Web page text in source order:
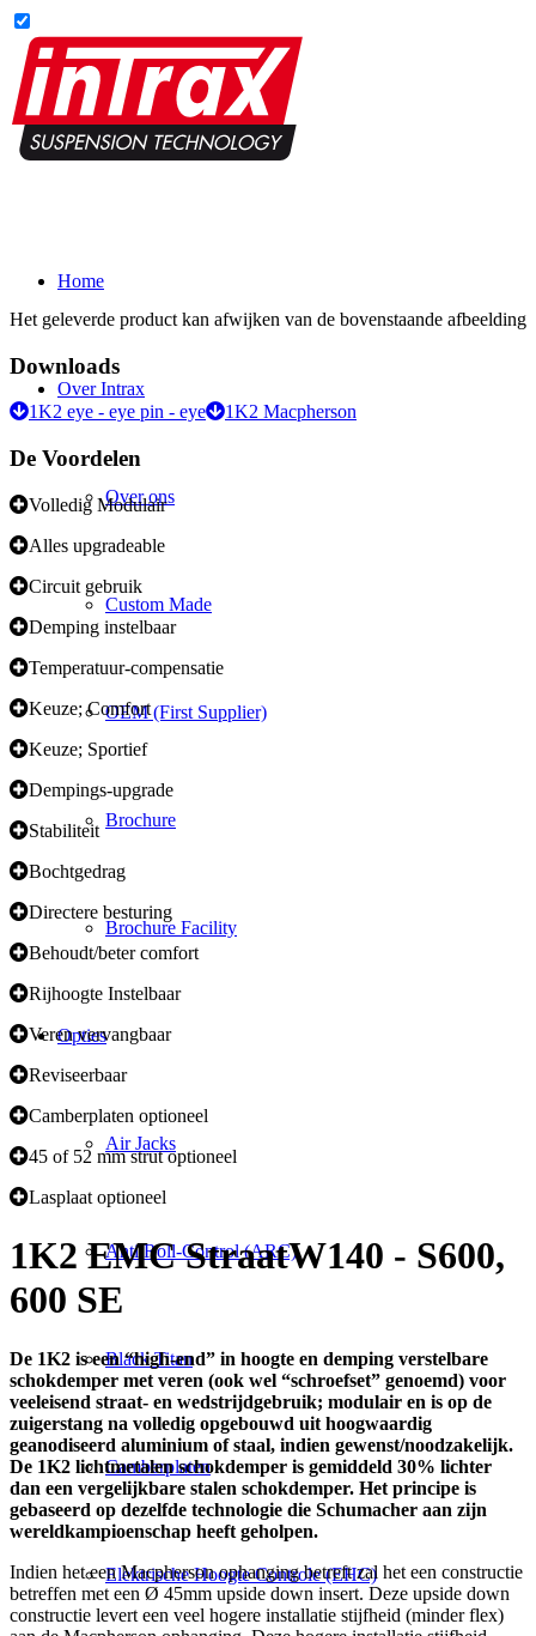
Home
Over Intrax
Over ons
Custom Made
OEM (First Supplier)
Brochure
Brochure Facility
Opties
Air Jacks
Anti Roll-Control (ARC)
Black Titan
Camberplaten
Elektrische Hoogte Controle (EHC)
Het geleverde product kan afwijken van de bovenstaande afbeelding
Downloads
1K2 eye - eye pin - eye 1K2 Macpherson
De Voordelen
Volledig Modulair
Alles upgradeable
Circuit gebruik
Demping instelbaar
Temperatuur-compensatie
Keuze; Comfort
Keuze; Sportief
Dempings-upgrade
Stabiliteit
Bochtgedrag
Directere besturing
Behoudt/beter comfort
Rijhoogte Instelbaar
Veren vervangbaar
Reviseerbaar
Camberplaten optioneel
45 of 52 mm strut optioneel
Lasplaat optioneel
1K2 EMC StraatW140 - S600,
600 SE
De 1K2 is een “high-end” in hoogte en demping verstelbare
schokdemper met veren (ook wel “schroefset” genoemd) voor
veeleisend straat- en wedstrijdgebruik; modulair en is op de
zuigerstang na volledig opgebouwd uit hoogwaardig
geanodiseerd aluminium of staal, indien gewenst/noodzakelijk.
De 1K2 lichtmetalen schokdemper is gemiddeld 30% lichter
dan een vergelijkbare stalen schokdemper. Het principe is
gebaseerd op dezelfde technologie die Schumacher aan zijn
wereldkampioenschap heeft geholpen.
Indien het een Macpherson ophanging betreft zal het een constructie
betreffen met een Ø 45mm upside down insert. Deze upside down
constructie levert een veel hogere installatie stijfheid (minder flex)